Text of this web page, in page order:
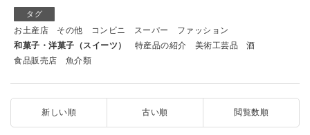
タグ
お土産店 その他 コンビニ スーパー
ファッション
和菓子・洋菓子（スイーツ）
特産品の紹介 美術工芸品
酒
食品販売店
魚介類
新しい順 古い順 閲覧数順